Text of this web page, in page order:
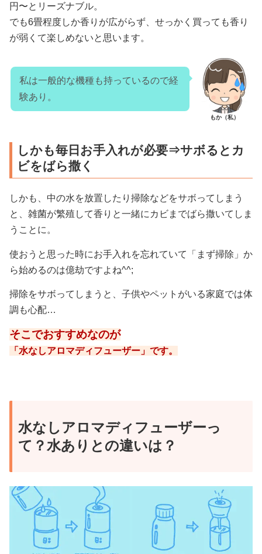
円〜とリーズナブル。
でも6畳程度しか香りが広がらず、せっかく買っても香り
が弱くて楽しめないと思います。
私は一般的な機種も持っているので経
験あり。
もか（私）
しかも毎日お手入れが必要⇒サボるとカ
ビをばら撒く
しかも、中の水を放置したり掃除などをサボってしまう
と、雑菌が繁殖して香りと一緒にカビまでばら撒いてしま
うことに。
使おうと思った時にお手入れを忘れていて「まず掃除」か
ら始めるのは億劫ですよね^^;
掃除をサボってしまうと、子供やペットがいる家庭では体
調も心配…
そこでおすすめなのが
「水なしアロマディフューザー」です。
水なしアロマディフューザーっ
て？水ありとの違いは？